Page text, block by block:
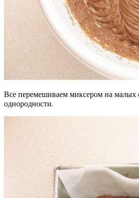
Все перемешиваем миксером на малых
однородности.